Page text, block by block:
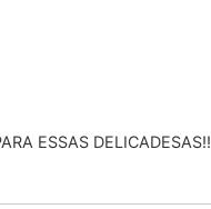
ESSAS DELICADESAS!!